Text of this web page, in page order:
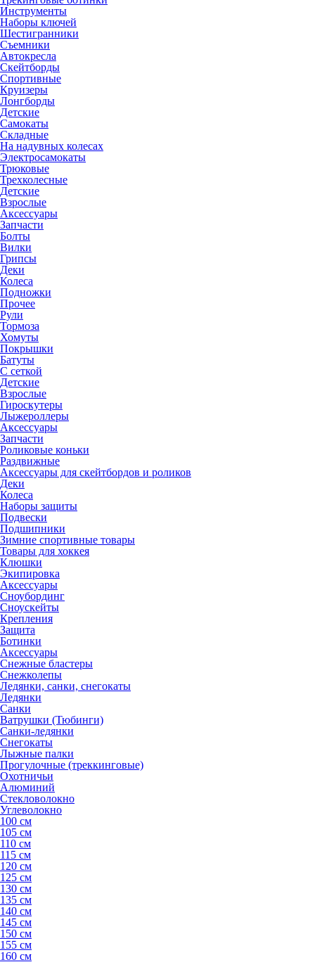
Инструменты
Наборы ключей
Шестигранники
Съемники
Автокресла
Скейтборды
Спортивные
Круизеры
Лонгборды
Детские
Самокаты
Складные
На надувных колесах
Электросамокаты
Трюковые
Трехколесные
Детские
Взрослые
Аксессуары
Запчасти
Болты
Вилки
Грипсы
Деки
Колеса
Подножки
Прочее
Рули
Тормоза
Хомуты
Покрышки
Батуты
С сеткой
Детские
Взрослые
Гироскутеры
Лыжероллеры
Аксессуары
Запчасти
Роликовые коньки
Раздвижные
Аксессуары для скейтбордов и роликов
Деки
Колеса
Наборы защиты
Подвески
Подшипники
Зимние спортивные товары
Товары для хоккея
Клюшки
Экипировка
Аксессуары
Сноубординг
Сноускейты
Крепления
Защита
Ботинки
Аксессуары
Снежные бластеры
Снежколепы
Ледянки, санки, снегокаты
Ледянки
Санки
Ватрушки (Тюбинги)
Санки-ледянки
Снегокаты
Лыжные палки
Прогулочные (треккинговые)
Охотничьи
Алюминий
Стекловолокно
Углеволокно
100 см
105 см
110 см
115 см
120 см
125 см
130 см
135 см
140 см
145 см
150 см
155 см
160 см